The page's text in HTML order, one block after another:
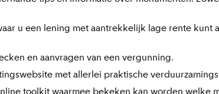
u een lening met aantrekkelijk lage rente
en aanvragen van een vergunning.
met allerlei praktische
toolkit waarmee bekeken kan worden welke